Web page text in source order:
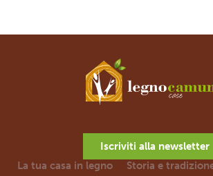
Iscriviti alla newsletter
La tua casa in legno
Storia e